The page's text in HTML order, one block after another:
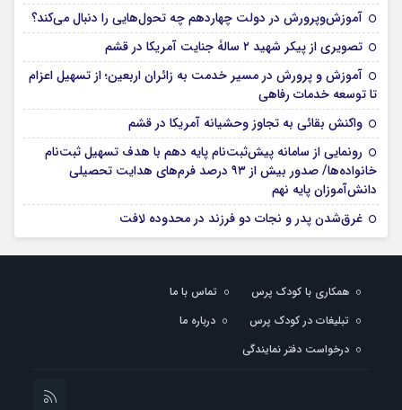
آموزش‌وپرورش در دولت چهاردهم چه تحول‌هایی را دنبال می‌کند؟
تصویری از پیکر شهید ۲ سالۀ جنایت آمریکا در قشم
آموزش و پرورش در مسیر خدمت به زائران اربعین؛ از تسهیل اعزام
تا توسعه خدمات رفاهی
واکنش بقائی به تجاوز وحشیانه آمریکا در قشم
رونمایی از سامانه پیش‌ثبت‌نام پایه دهم با هدف تسهیل ثبت‌نام
خانواده‌ها/ صدور بیش از ۹۳ درصد فرم‌های هدایت تحصیلی
دانش‌آموزان پایه نهم
غرق‌شدن پدر و نجات دو فرزند در محدوده لافت
همکاری با کودک پرس
تماس با ما
تبلیغات در کودک پرس
درباره ما
درخواست دفتر نمایندگی